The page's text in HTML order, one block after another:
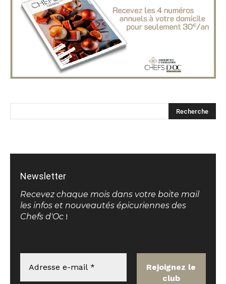
Newsletter
Recevez chaque mois dans votre boite mail
les infos et nouveautés épicuriennes des
Chefs d'Oc !